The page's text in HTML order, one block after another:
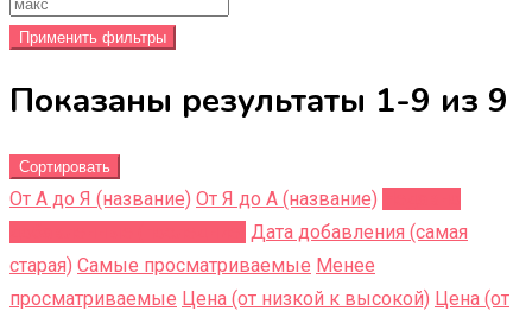
Применить фильтры
Показаны результаты 1-9 из 9
Сортировать
От А до Я (название) От Я до A (название)
Дата добавления (самая
старая) Самые просматриваемые Менее
просматриваемые Цена (от низкой к высокой) Цена (от